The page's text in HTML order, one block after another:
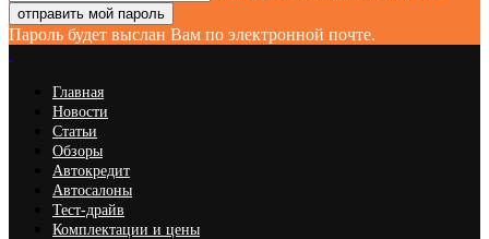
Пароль будет выслан Вам по электронной почте.
Главная
Новости
Статьи
Обзоры
Автокредит
Автосалоны
Тест-драйв
Комплектации и цены